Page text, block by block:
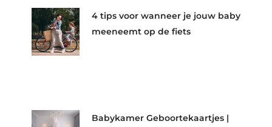
4 tips voor wanneer je jouw baby
meeneemt op de fiets
Babykamer Geboortekaartjes |